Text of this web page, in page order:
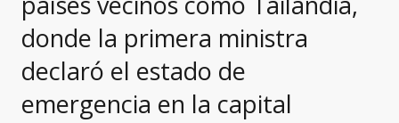
donde la primera ministra
declaró el estado de
emergencia en la capital